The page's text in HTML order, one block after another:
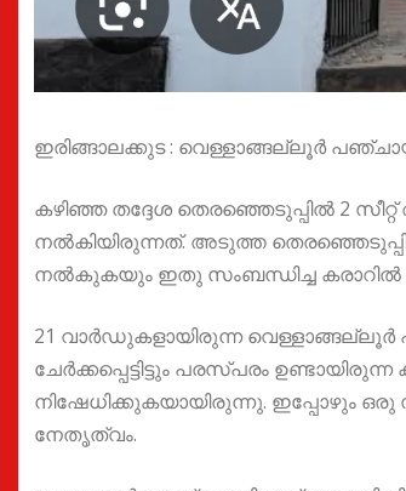
ഇരിങ്ങാലക്കുട : വെള്ളാങ്ങല്ലൂർ
കഴിഞ്ഞ തദ്ദേശ തെരഞ്ഞെടുപ്പിൽ 2
നൽകിയിരുന്നത്. അടുത്ത
നൽകുകയും ഇതു സംബന്ധിച്ച കരാറിൽ
21 വാർഡുകളായിരുന്ന
ചേർക്കപ്പെട്ടിട്ടും പരസ്പരം
നിഷേധിക്കുകയായിരുന്നു. ഇപ്പോഴും
നേതൃത്വം.